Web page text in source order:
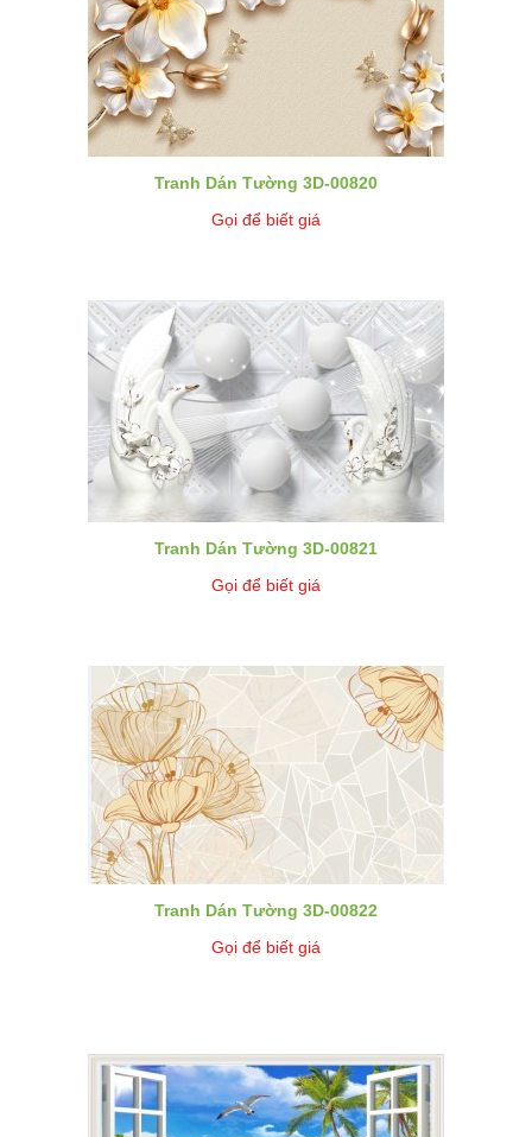
Tranh Dán Tường 3D-00820
Gọi để biết giá
Tranh Dán Tường 3D-00821
Gọi để biết giá
Tranh Dán Tường 3D-00822
Gọi để biết giá